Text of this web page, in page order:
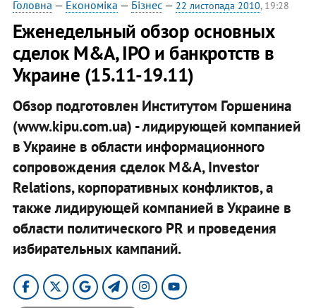
Головна — Економіка — Бізнес— 22 листопада 2010, 19:28
​Еженедельный обзор основных
сделок M&A, IPO и банкротств в
Украине (15.11-19.11)
Обзор подготовлен Институтом Горшенина
(www.kipu.com.ua) - лидирующей компанией
в Украине в области информационного
сопровождения сделок M&A, Investor
Relations, корпоративных конфликтов, а
также лидирующей компанией в Украине в
области политического PR и проведения
избирательных кампаний.